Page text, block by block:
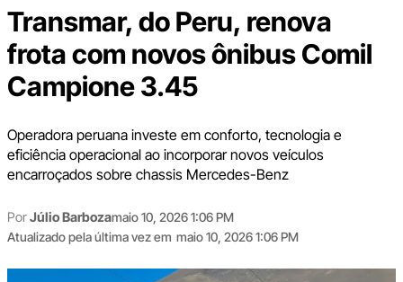
Transmar, do Peru, renova
frota com novos ônibus Comil
Campione 3.45
Operadora peruana investe em conforto, tecnologia e
eficiência operacional ao incorporar novos veículos
encarroçados sobre chassis Mercedes-Benz
PorJúlio Barbozamaio 10, 2026 1:06 PM
Atualizado pela última vez em maio 10, 2026 1:06 PM